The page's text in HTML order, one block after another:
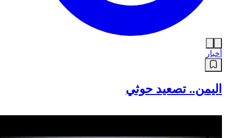
أخبار
اليمن.. تصعيد حوثي